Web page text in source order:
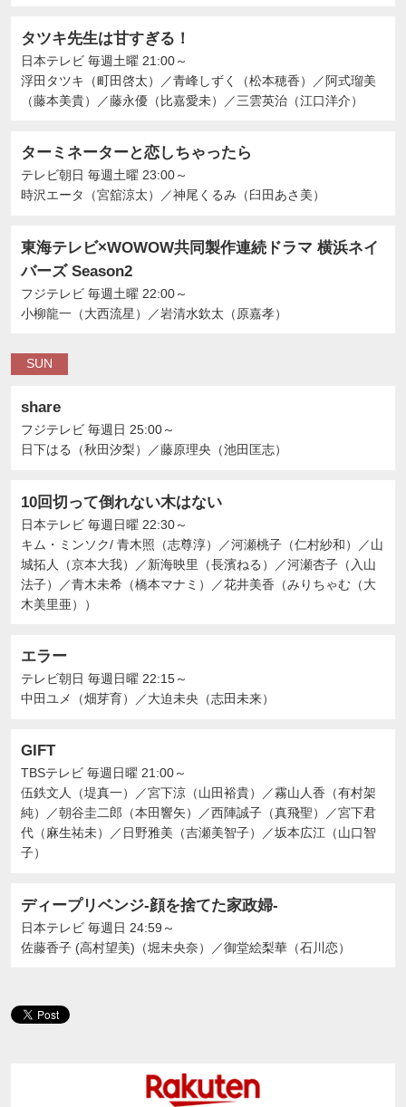
タツキ先生は甘すぎる！
日本テレビ 毎週土曜 21:00～
浮田タツキ（町田啓太）
／青峰しずく（松本穂香） ／ 阿式瑠美
（藤本美貴）
／藤永優（比嘉愛未） ／三雲英治（江口洋介）
ターミネーターと恋しちゃったら
テレビ朝日 毎週土曜 23:00～
時沢エータ（宮舘涼太）
／神尾くるみ（臼田あさ美）
東海テレビ×WOWOW共同製作連続ドラマ 横浜ネイ
バーズ Season2
フジテレビ 毎週土曜 22:00～
小柳龍一（大西流星）
／岩清水欽太（原嘉孝）
SUN
share
フジテレビ 毎週日 25:00～
日下はる（秋田汐梨）
／藤原理央（池田匡志）
10回切って倒れない木はない
日本テレビ 毎週日曜 22:30～
キム・ミンソク/ 青木照（志尊淳）
／河瀬桃子（仁村紗和） ／山
城拓人（京本大我）
／新海映里（長濱ねる） ／河瀬杏子（入山
法子）
／青木未希（橋本マナミ） ／花井美香（みりちゃむ（大
木美里亜））
エラー
テレビ朝日 毎週日曜 22:15～
中田ユメ（畑芽育）
／大迫未央（志田未来）
GIFT
TBSテレビ 毎週日曜 21:00～
伍鉄文人（堤真一）
／宮下涼（山田裕貴） ／霧山人香（有村架
純）
／朝谷圭二郎（本田響矢） ／西陣誠子（真飛聖） ／宮下君
代（麻生祐未）
／ 日野雅美（吉瀬美智子） ／坂本広江（山口智
子）
ディープリベンジ-顔を捨てた家政婦-
日本テレビ 毎週日 24:59～
佐藤香子 (高村望美)（堀未央奈）
／御堂絵梨華（石川恋）